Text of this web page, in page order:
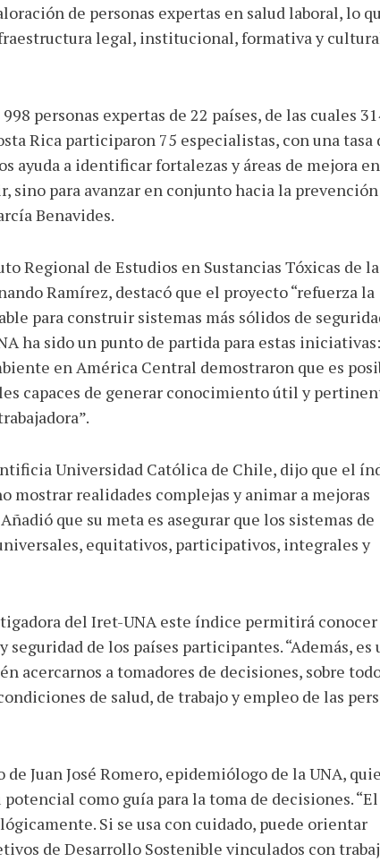
de personas expertas en salud laboral, lo
legal, institucional, formativa y
personas expertas de 22 países, de las cuales
Rica participaron 75 especialistas, con una tasa
ayuda a identificar fortalezas y áreas de mejora
sino para avanzar en conjunto hacia la
Benavides.
Regional de Estudios en Sustancias Tóxicas de la
Ramírez, destacó que el proyecto “refuerza la
para construir sistemas más sólidos de
ha sido un punto de partida para estas iniciativas:
en América Central demostraron que es
capaces de generar conocimiento útil y
Universidad Católica de Chile, dijo que el
mostrar realidades complejas y animar a mejoras
que su meta es asegurar que los sistemas de
equitativos, participativos, integrales y
del Iret-UNA este índice permitirá conocer
de los países participantes. “Además, es
acercarnos a tomadores de decisiones, sobre
de salud, de trabajo y empleo de las
Juan José Romero, epidemiólogo de la UNA,
como guía para la toma de decisiones. “El
Si se usa con cuidado, puede orientar
de Desarrollo Sostenible vinculados con